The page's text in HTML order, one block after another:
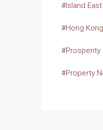
#Island
#Hong
#Prosperity
#Property